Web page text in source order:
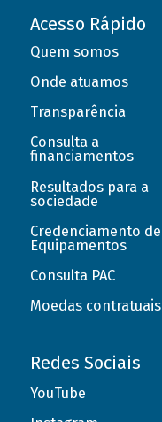
Acesso Rápido
Quem somos
Onde atuamos
Transparência
Consulta a
financiamentos
Resultados para a
sociedade
Credenciamento de
Equipamentos
Consulta PAC
Moedas contratuais
Redes Sociais
YouTube